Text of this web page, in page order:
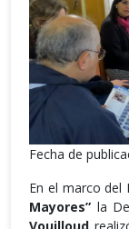
Fecha de
En el marco del
Mayores” la